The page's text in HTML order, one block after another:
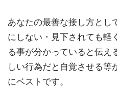
あなたの最善な接し方とし
にしない・見下されても軽
る事が分かっていると伝え
しい行為だと自覚させる等
にベストです。